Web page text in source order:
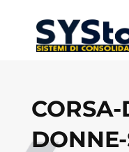
CORSA-